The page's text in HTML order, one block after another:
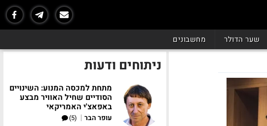
שער הדולר מחשבונים
ניתוחים ודעות
מתחת למכסה המנוע: השינויים
הסודיים שחיל האוויר מבצע
באפאצ'י האמריקאי
עופר הבר |
(5)